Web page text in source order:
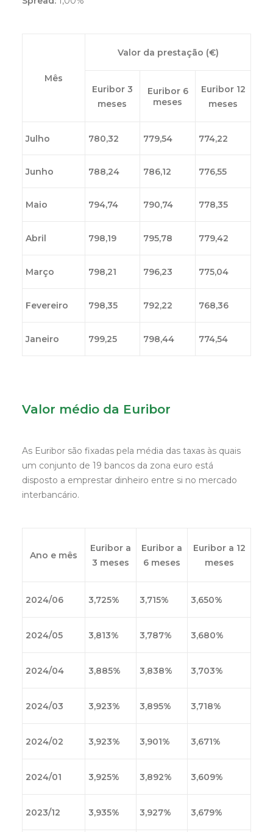
Mês
Valor da prestação (€)
Euribor 3
meses
Euribor 6
meses
Euribor 12
meses
Julho 780,32 779,54 774,22
Junho 788,24 786,12 776,55
Maio 794,74 790,74 778,35
Abril 798,19 795,78 779,42
Março 798,21 796,23 775,04
Fevereiro 798,35 792,22 768,36
Janeiro 799,25 798,44 774,54
Valor médio da Euribor
As Euribor são fixadas pela média das taxas às quais
um conjunto de 19 bancos da zona euro está
disposto a emprestar dinheiro entre si no mercado
interbancário.
Ano e mês
Euribor a
3 meses
Euribor a
6 meses
Euribor a 12
meses
2024/06 3,725% 3,715% 3,650%
2024/05 3,813% 3,787% 3,680%
2024/04 3,885% 3,838% 3,703%
2024/03 3,923% 3,895% 3,718%
2024/02 3,923% 3,901% 3,671%
2024/01 3,925% 3,892% 3,609%
2023/12 3,935% 3,927% 3,679%